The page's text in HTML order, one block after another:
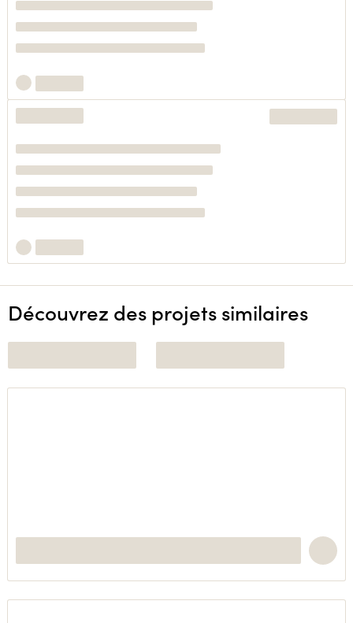
Découvrez des projets similaires